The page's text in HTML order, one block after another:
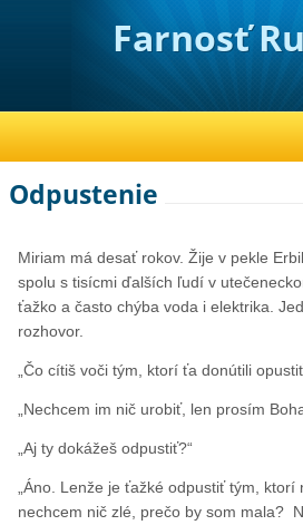
Farnosť
Odpustenie
Miriam má desať rokov. Žije v pekle
spolu s tisícmi ďalších ľudí v
ťažko a často chýba voda i elektrika.
rozhovor.
„Čo cítiš voči tým, ktorí ťa donútili
„Nechcem im nič urobiť, len prosím
„Aj ty dokážeš odpustiť?“
„Áno. Lenže je ťažké odpustiť tým, ktorí
nechcem nič zlé, prečo by som mala?